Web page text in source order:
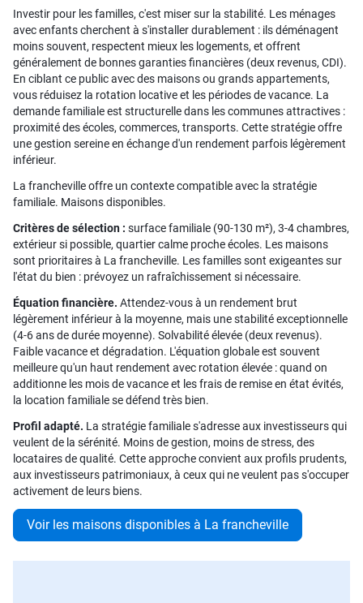
Investir pour les familles, c'est miser sur la stabilité. Les ménages
avec enfants cherchent à s'installer durablement : ils déménagent
moins souvent, respectent mieux les logements, et offrent
généralement de bonnes garanties financières (deux revenus, CDI).
En ciblant ce public avec des maisons ou grands appartements,
vous réduisez la rotation locative et les périodes de vacance. La
demande familiale est structurelle dans les communes attractives :
proximité des écoles, commerces, transports. Cette stratégie offre
une gestion sereine en échange d'un rendement parfois légèrement
inférieur.
La francheville offre un contexte compatible avec la stratégie
familiale. Maisons disponibles.
Critères de sélection : surface familiale (90-130 m²), 3-4 chambres,
extérieur si possible, quartier calme proche écoles. Les maisons
sont prioritaires à La francheville. Les familles sont exigeantes sur
l'état du bien : prévoyez un rafraîchissement si nécessaire.
Équation financière. Attendez-vous à un rendement brut
légèrement inférieur à la moyenne, mais une stabilité exceptionnelle
(4-6 ans de durée moyenne). Solvabilité élevée (deux revenus).
Faible vacance et dégradation. L'équation globale est souvent
meilleure qu'un haut rendement avec rotation élevée : quand on
additionne les mois de vacance et les frais de remise en état évités,
la location familiale se défend très bien.
Profil adapté. La stratégie familiale s'adresse aux investisseurs qui
veulent de la sérénité. Moins de gestion, moins de stress, des
locataires de qualité. Cette approche convient aux profils prudents,
aux investisseurs patrimoniaux, à ceux qui ne veulent pas s'occuper
activement de leurs biens.
Voir les maisons disponibles à La francheville